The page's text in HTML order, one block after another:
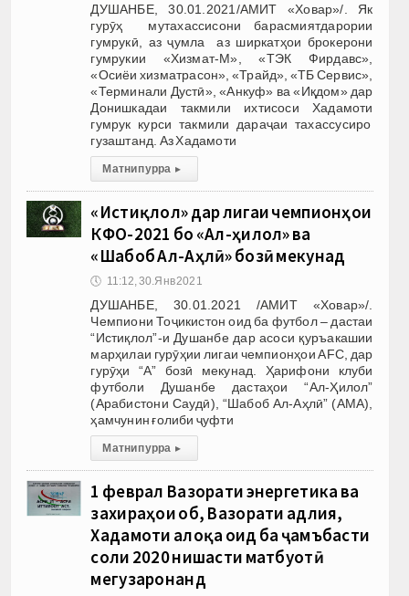
ДУШАНБЕ, 30.01.2021/АМИТ «Ховар»/. Як
гурӯҳ мутахассисони барасмиятдарории
гумрукӣ, аз ҷумла аз ширкатҳои брокерони
гумрукии «Хизмат-М», «ТЭК Фирдавс»,
«Осиёи хизматрасон», «Трайд», «ТБ Сервис»,
«Терминали Дустӣ», «Анкуф» ва «Иқдом» дар
Донишкадаи такмили ихтисоси Хадамоти
гумрук курси такмили дараҷаи тахассусиро
гузаштанд. Аз Хадамоти
Матни пурра ▸
«Истиқлол» дар лигаи чемпионҳои
КФО-2021 бо «Ал-ҳилол» ва
«Шабоб Ал-Аҳлӣ» бозӣ мекунад
🕔 11:12, 30.Янв 2021
ДУШАНБЕ, 30.01.2021 /АМИТ «Ховар»/.
Чемпиони Тоҷикистон оид ба футбол – дастаи
“Истиқлол”-и Душанбе дар асоси қуръакашии
марҳилаи гурӯҳии лигаи чемпионҳои AFC, дар
гурӯҳи “А” бозӣ мекунад. Ҳарифони клуби
футболи Душанбе дастаҳои “Ал-Ҳилол”
(Арабистони Саудӣ), “Шабоб Ал-Аҳлӣ” (АМА),
ҳамчунин ғолиби ҷуфти
Матни пурра ▸
1 феврал Вазорати энергетика ва
захираҳои об, Вазорати адлия,
Хадамоти алоқа оид ба ҷамъбасти
соли 2020 нишасти матбуотӣ
мегузаронанд